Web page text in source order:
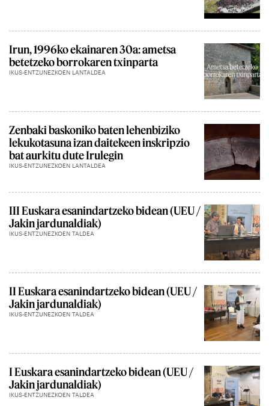
Irun, 1996ko ekainaren 30a: ametsa
betetzeko borrokaren txinparta
IKUS-ENTZUNEZKOEN LANTALDEA
Zenbaki baskoniko baten lehenbiziko
lekukotasuna izan daitekeen inskripzio
bat aurkitu dute Irulegin
IKUS-ENTZUNEZKOEN LANTALDEA
III Euskara esanindartzeko bidean (UEU /
Jakin jardunaldiak)
IKUS-ENTZUNEZKOEN TALDEA
II Euskara esanindartzeko bidean (UEU /
Jakin jardunaldiak)
IKUS-ENTZUNEZKOEN TALDEA
I Euskara esanindartzeko bidean (UEU /
Jakin jardunaldiak)
IKUS-ENTZUNEZKOEN TALDEA